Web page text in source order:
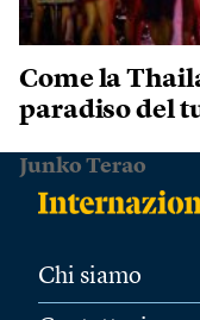
Come la
paradiso del
Junko Terao
Chi siamo